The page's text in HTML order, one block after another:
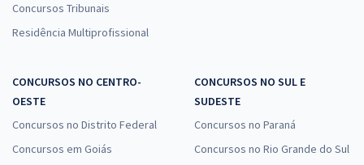
Concursos Tribunais
Residência Multiprofissional
CONCURSOS NO CENTRO-
OESTE
Concursos no Distrito Federal
Concursos em Goiás
CONCURSOS NO SUL E
SUDESTE
Concursos no Paraná
Concursos no Rio Grande do Sul